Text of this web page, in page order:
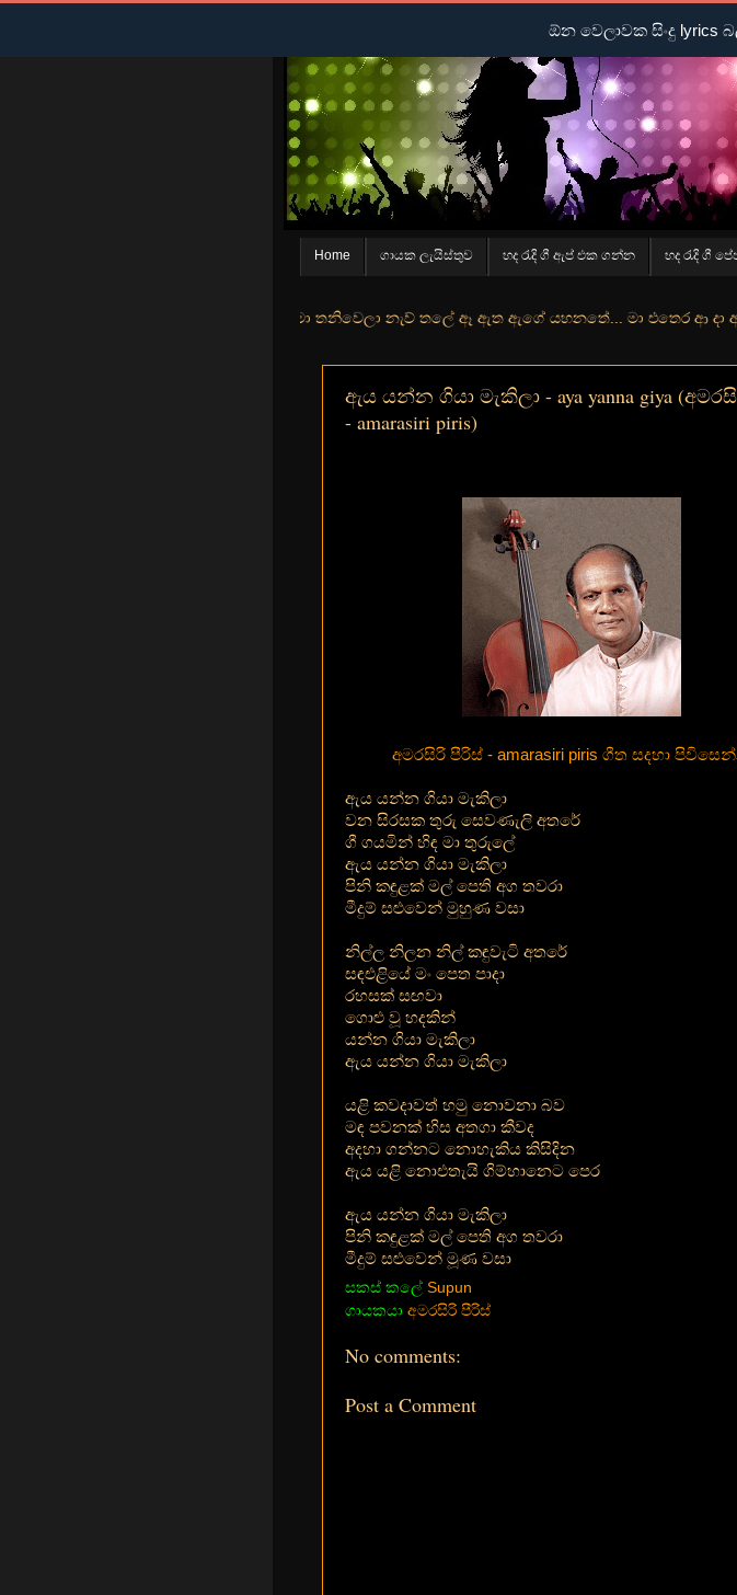
Home ගායක ලැයිස්තුව හද රැදි ගී ඇප් එක ගන්න හද රැදි ගී
මුහුදු තීරේ ගල් මල් පිපුන යායේ මා තනිවෙලා නැව් තලේ ඈ ඇත ඇගේ යහනතේ... මා එතෙර ආ දා ඈ නැවත
ඇය යන්න ගියා මැකිලා - aya yanna giya
- amarasiri piris)
අමරසිරි පීරිස් - amarasiri piris ගීත සදහා
ඇය යන්න ගියා මැකිලා
වන සිරසක තුරු සෙවණැලි අතරේ
ගී ගයමින් හිඳ මා තුරුලේ
ඇය යන්න ගියා මැකිලා
පිනි කඳුළක් මල් පෙති අග තවරා
මීදුම් සළුවෙන් මුහුණ වසා
නිල්ල නිලන නිල් කඳුවැටි අතරේ
සඳඑළියේ මං පෙත පාදා
රහසක් සඟවා
ගොළු වූ හදකින්
යන්න ගියා මැකිලා
ඇය යන්න ගියා මැකිලා
යළි කවදාවත් හමු නොවනා බව
මඳ පවනක් හිස අතගා කීවද
අදහා ගන්නට නොහැකිය කිසිදින
ඇය යළි නොඑතැයි ගිම්හානෙට පෙර
ඇය යන්න ගියා මැකිලා
පිනි කඳුළක් මල් පෙති අග තවරා
මීදුම් සළුවෙන් මූණ වසා
සකස් කලේ Supun
ගායකයා අමරසිරි පීරිස්
No comments:
Post a Comment
ඕන වෙලාවක සිංදු lyrics